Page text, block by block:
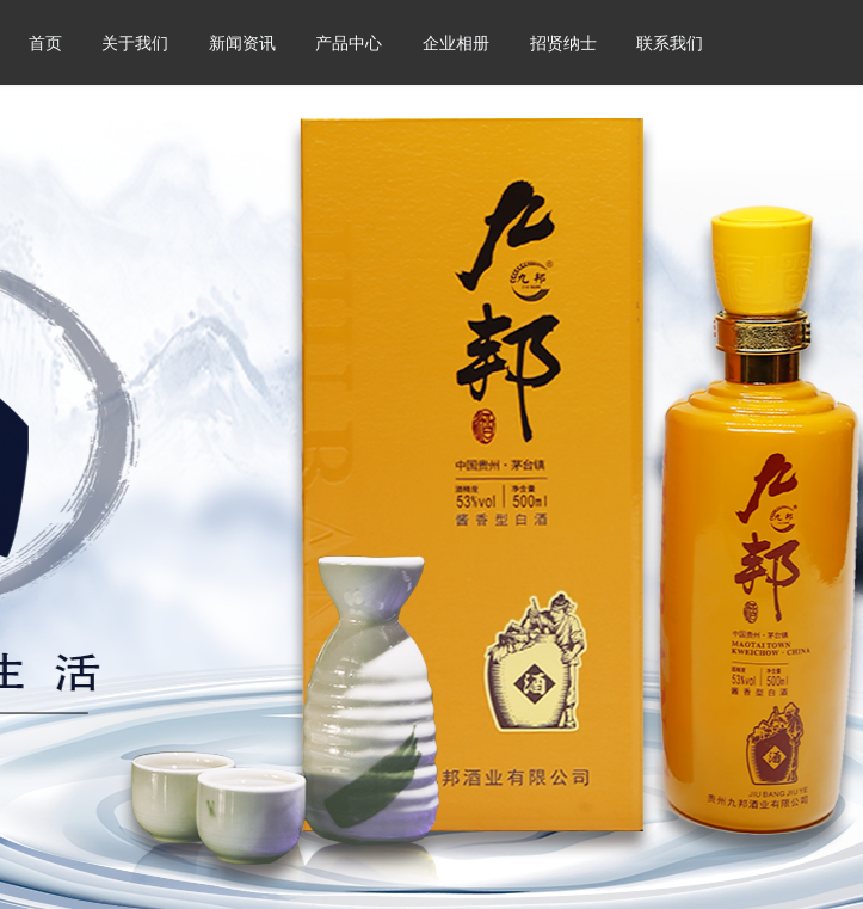
首页 关于我们 新闻资讯 产品中心 企业相册 招贤纳士 联系我们